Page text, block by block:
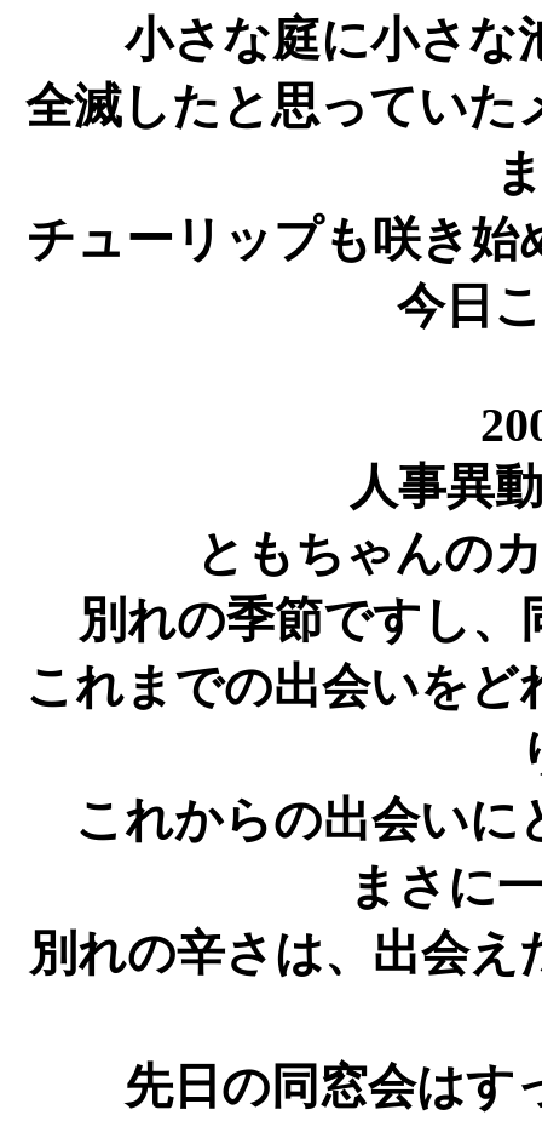
小さな庭に小さな
全滅したと思っていた
チューリップも咲き
今日
人事異
ともちゃんの
別れの季節ですし
これまでの出会いを
これからの出会い
まさに
別れの辛さは、出会
先日の同窓会はす